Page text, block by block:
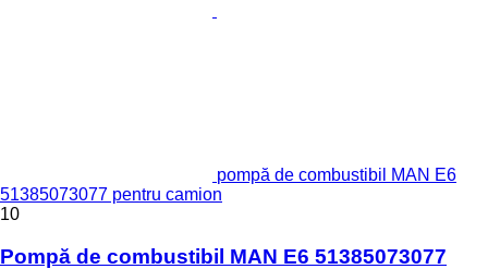
pompă de combustibil MAN E6
51385073077 pentru camion
10
Pompă de combustibil MAN E6 51385073077